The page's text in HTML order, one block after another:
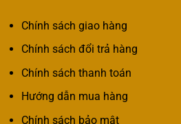
Chính sách giao hàng
Chính sách đổi trả hàng
Chính sách thanh toán
Hướng dẫn mua hàng
Chính sách bảo mật